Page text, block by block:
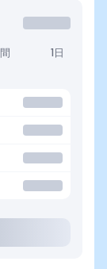
1日